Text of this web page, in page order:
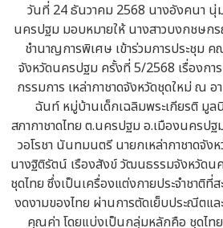
วันที่ 24 ธันวาคม 2568 นางอังคนา นุ่
นครปฐม มอบหมายให้ นางสาวบงกชษก
ชำนาญการพิเศษ เข้าร่วมการประชุม ค
จังหวัดนครปฐม ครั้งที่ 5/2568 เรื่องกา
กรรมการ เหล่ากาชาดจังหวัดชุดใหม่ ณ
ฉันท์ หมู่บ้านเด็กเฉลิมพระเกียรติ มูล
สภากาชาดไทย ต.นครปฐม อ.เมืองนครป
วอโรชา นันทมนตรี นายกเหล่ากาชาดจัง
นางฐิติรัตน์ เรืองสังข์ วัฒนธรรมจังหวัดน
ชุดไทย ซึ่งเป็นเครื่องแต่งกายประจำชาติ
งดงามของไทย ผ่านการตัดเย็บประณีตแล
คุณค่า โดยแบ่งเป็นกลุ่มหลักคือ ชุดไท